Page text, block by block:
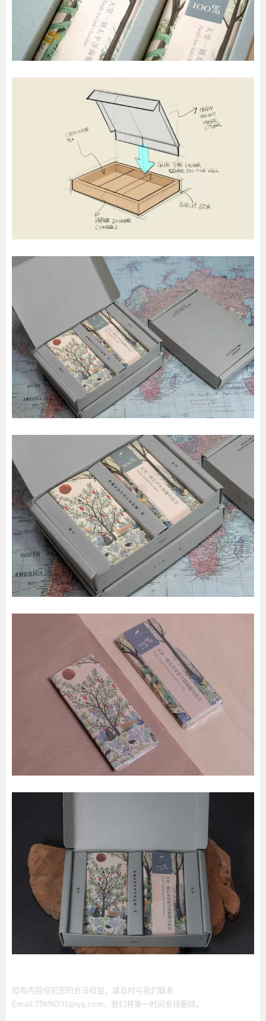
如有内容侵犯您的合法权益，请及时与我们联系
Email:75696531@qq.com，我们将第一时间安排删除。